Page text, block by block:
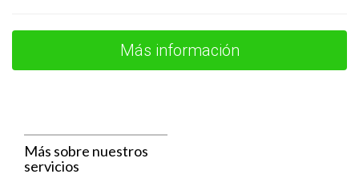
transformar tu hogar en un espacio acogedor que invite a la
conversación y la conexión. Recuerda que cada detalle
Más información
Más sobre nuestros
servicios